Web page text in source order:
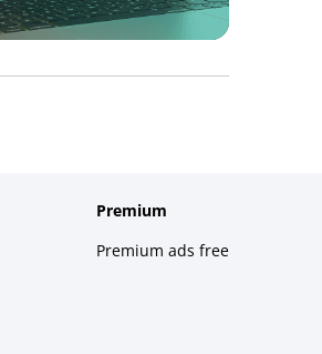
Premium
Premium ads free